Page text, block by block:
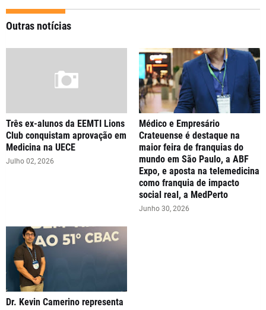
Outras notícias
Três ex-alunos da EEMTI Lions
Club conquistam aprovação em
Medicina na UECE
Julho 02, 2026
Médico e Empresário
Crateuense é destaque na
maior feira de franquias do
mundo em São Paulo, a ABF
Expo, e aposta na telemedicina
como franquia de impacto
social real, a MedPerto
Junho 30, 2026
Dr. Kevin Camerino representa